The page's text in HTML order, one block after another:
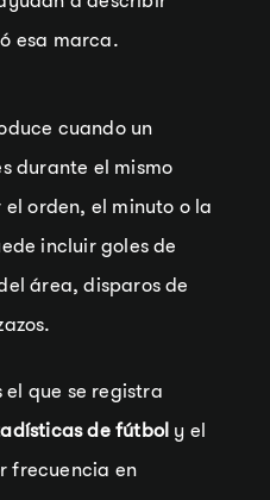
esa marca.
cuando un
durante el mismo
orden, el minuto o la
incluir goles de
área, disparos de
que se registra
de fútbol y el
frecuencia en